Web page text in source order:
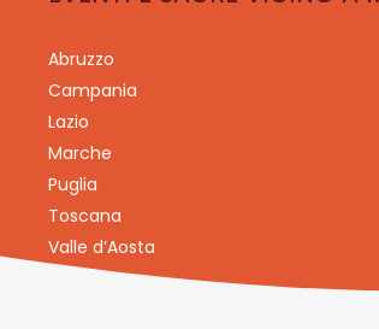
Abruzzo
Campania
Lazio
Marche
Puglia
Toscana
Valle d’Aosta